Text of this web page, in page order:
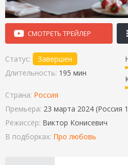
СМОТРЕТЬ ТРЕЙЛЕР
Статус:
Завершен
Длительность: 195 мин
Страна: Россия
Премьера: 23 марта 2024 (Россия
Режиссёр: Виктор Конисевич
В подборках: Про любовь